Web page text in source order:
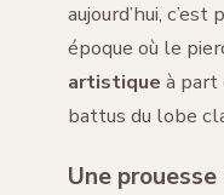
aujourd’hui,
époque où le
artistique à part
battus du lobe
Une